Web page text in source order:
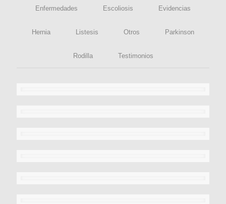
Enfermedades Escoliosis Evidencias
Hernia Listesis Otros Parkinson
Rodilla Testimonios